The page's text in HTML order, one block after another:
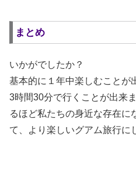
まとめ
いかがでしたか？
基本的に１年中楽しむことが
3時間30分で行くことが出来
るほど私たちの身近な存在に
て、より楽しいグアム旅行に